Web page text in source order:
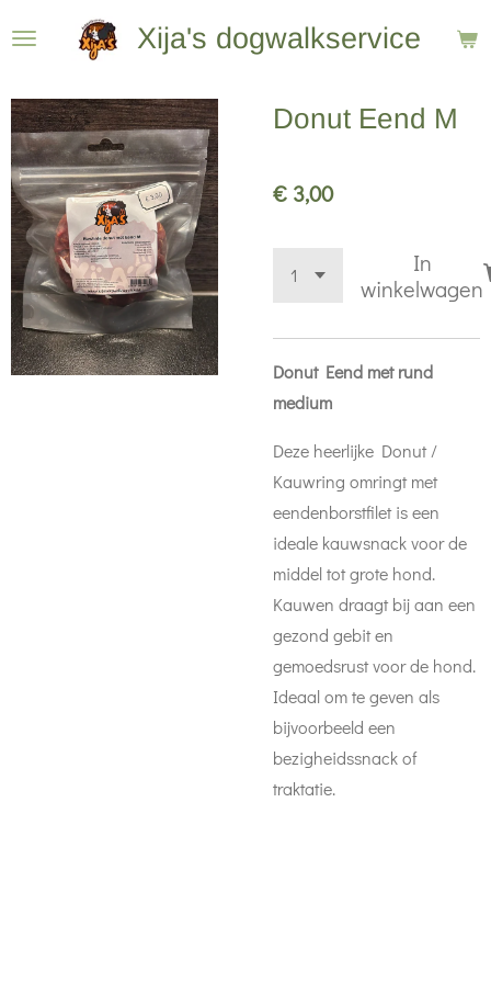
de
hoofdinhoud
Xija's dogwalkservice
Donut Eend M
€ 3,00
In
winkelwagen
Donut Eend met rund
medium
Deze heerlijke Donut /
Kauwring omringt met
eendenborstfilet is een
ideale kauwsnack voor de
middel tot grote hond.
Kauwen draagt bij aan een
gezond gebit en
gemoedsrust voor de hond.
Ideaal om te geven als
bijvoorbeeld een
bezigheidssnack of
traktatie.